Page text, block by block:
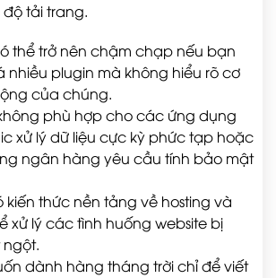
tải trang.
thể trở nên chậm chạp nếu bạn
nhiều plugin mà không hiểu rõ cơ
của chúng.
không phù hợp cho các ứng dụng
xử lý dữ liệu cực kỳ phức tạp hoặc
ngân hàng yêu cầu tính bảo mật
kiến thức nền tảng về hosting và
xử lý các tình huống website bị
dành hàng tháng trời chỉ để viết